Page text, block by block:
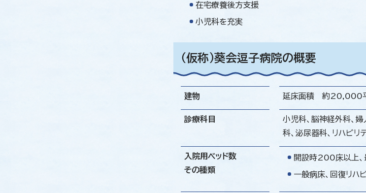
在宅療養後方支援
小児科を充実
（仮称）葵会逗子病院の概要
建物 延床面積 約20,000平
診療科目
小児科、脳神経外科、婦
科、泌尿器科、リハビリ
入院用ベッド数
その種類
開設時200床以上
一般病床、回復リハ